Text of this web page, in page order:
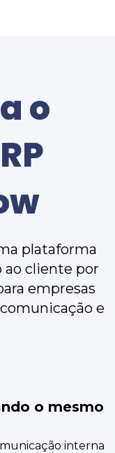
o
plataforma
cliente por
empresas
e
o mesmo
interna